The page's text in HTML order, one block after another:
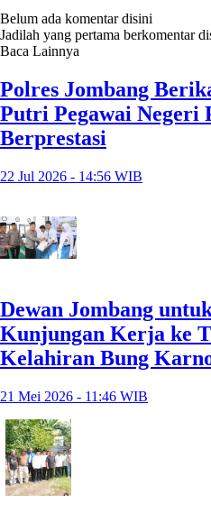
Belum ada komentar disini
Jadilah yang pertama berkomentar
Baca Lainnya
Polres Jombang
Putri Pegawai Negeri
Berprestasi
22 Jul 2026 - 14:56 WIB
Dewan Jombang
Kunjungan Kerja ke
Kelahiran Bung
21 Mei 2026 - 11:46 WIB